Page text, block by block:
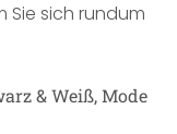
Sie sich rundum
& Weiß, Mode